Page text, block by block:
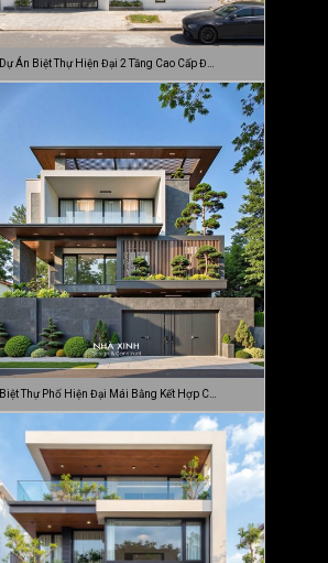
Dự Án Biệt Thự Hiện Đại 2 Tầng Cao Cấp Đ…
Biệt Thự Phố Hiện Đại Mái Bằng Kết Hợp C…